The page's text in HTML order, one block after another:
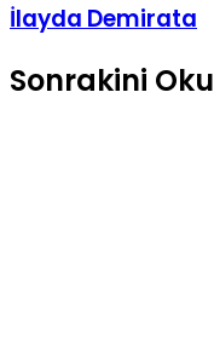
İlayda Demirata
Sonrakini Oku